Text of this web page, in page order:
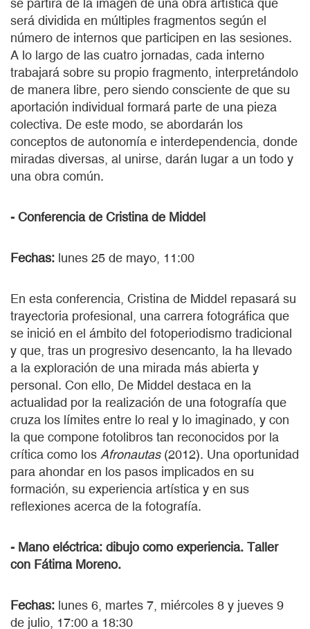
será dividida en múltiples fragmentos según el
número de internos que participen en las sesiones.
A lo largo de las cuatro jornadas, cada interno
trabajará sobre su propio fragmento, interpretándolo
de manera libre, pero siendo consciente de que su
aportación individual formará parte de una pieza
colectiva. De este modo, se abordarán los
conceptos de autonomía e interdependencia, donde
miradas diversas, al unirse, darán lugar a un todo y
una obra común.
- Conferencia de Cristina de Middel
Fechas: lunes 25 de mayo, 11:00
En esta conferencia, Cristina de Middel repasará su
trayectoria profesional, una carrera fotográfica que
se inició en el ámbito del fotoperiodismo tradicional
y que, tras un progresivo desencanto, la ha llevado
a la exploración de una mirada más abierta y
personal. Con ello, De Middel destaca en la
actualidad por la realización de una fotografía que
cruza los límites entre lo real y lo imaginado, y con
la que compone fotolibros tan reconocidos por la
crítica como los Afronautas(2012). Una oportunidad
para ahondar en los pasos implicados en su
formación, su experiencia artística y en sus
reflexiones acerca de la fotografía.
- Mano eléctrica: dibujo como experiencia. Taller
con Fátima Moreno.
Fechas: lunes 6, martes 7, miércoles 8 y jueves 9
de julio, 17:00 a 18:30